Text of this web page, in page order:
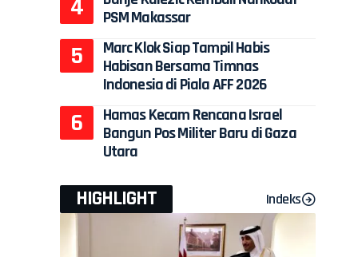
PSM Makassar
Marc Klok Siap Tampil Habis
Habisan Bersama Timnas
Indonesia di Piala AFF 2026
Hamas Kecam Rencana Israel
Bangun Pos Militer Baru di Gaza
Utara
HIGHLIGHT Indeks